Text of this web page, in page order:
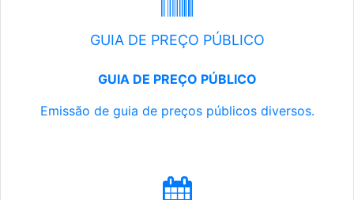
GUIA DE PREÇO PÚBLICO
GUIA DE PREÇO PÚBLICO
Emissão de guia de preços públicos diversos.